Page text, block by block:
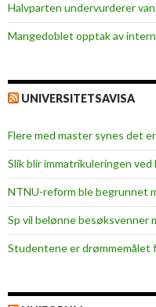
a
t
n
Halvparten undervurderer
Mangedoblet opptak av
UNIVERSITETSAVISA
Flere med master synes det
Slik blir immatrikuleringen ved
NTNU-reform ble begrunnet
Sp vil belønne besøksvenner
Studentene er drømmemålet